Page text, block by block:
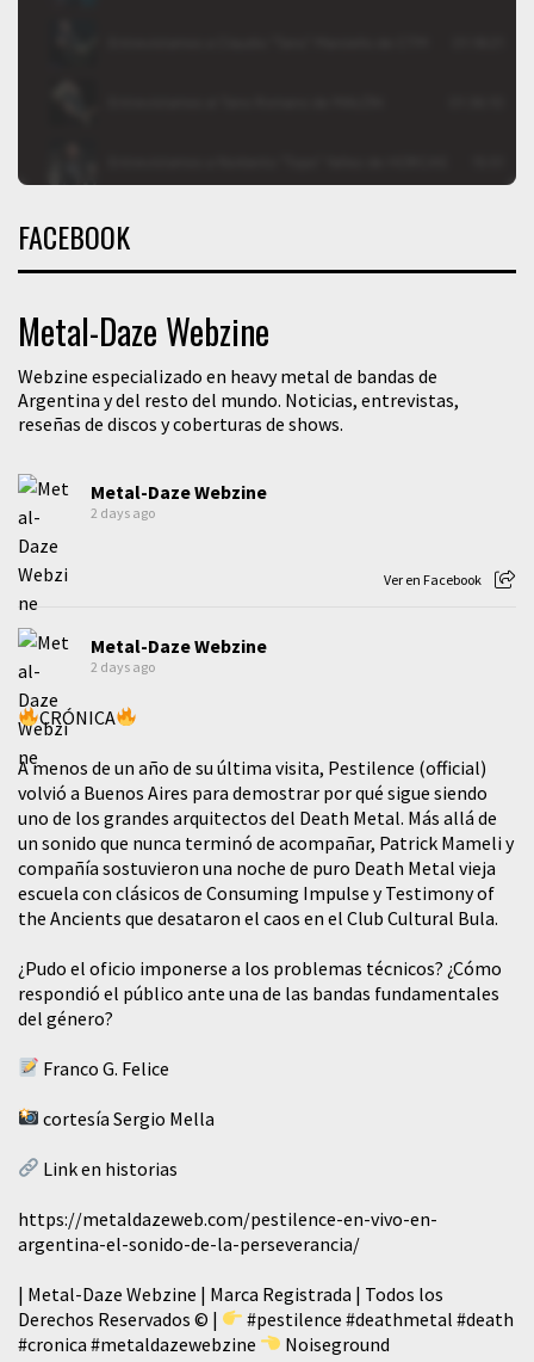
FACEBOOK
Metal-Daze Webzine
Webzine especializado en heavy metal de bandas de
Argentina y del resto del mundo. Noticias, entrevistas,
reseñas de discos y coberturas de shows.
Metal-Daze Webzine
2 days ago
Ver en Facebook
Metal-Daze Webzine
2 days ago
CRÓNICA
A menos de un año de su última visita, Pestilence (official)
volvió a Buenos Aires para demostrar por qué sigue siendo
uno de los grandes arquitectos del Death Metal. Más allá de
un sonido que nunca terminó de acompañar, Patrick Mameli y
compañía sostuvieron una noche de puro Death Metal vieja
escuela con clásicos de Consuming Impulse y Testimony of
the Ancients que desataron el caos en el Club Cultural Bula.
¿Pudo el oficio imponerse a los problemas técnicos? ¿Cómo
respondió el público ante una de las bandas fundamentales
del género?
Franco G. Felice
cortesía Sergio Mella
Link en historias
https://metaldazeweb.com/pestilence-en-vivo-en-
argentina-el-sonido-de-la-perseverancia/
| Metal-Daze Webzine | Marca Registrada | Todos los
Derechos Reservados © |
#pestilence #deathmetal #death
#cronica #metaldazewebzine Noiseground